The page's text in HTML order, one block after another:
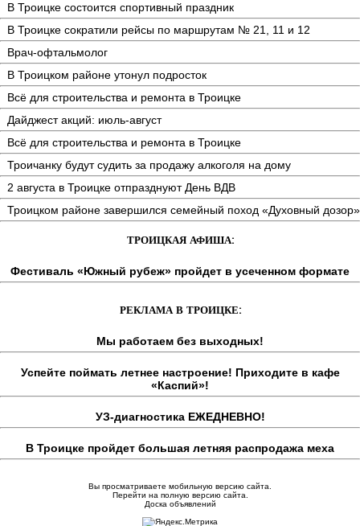
В Троицке состоится спортивный праздник
В Троицке сократили рейсы по маршрутам № 21, 11 и 12
Врач-офтальмолог
В Троицком районе утонул подросток
Всё для строительства и ремонта в Троицке
Дайджест акций: июль-август
Всё для строительства и ремонта в Троицке
Троичанку будут судить за продажу алкоголя на дому
2 августа в Троицке отпразднуют День ВДВ
Троицком районе завершился семейный поход «Духовный дозор»
ТРОИЦКАЯ АФИША:
Фестиваль «Южный рубеж» пройдет в усеченном формате
РЕКЛАМА В ТРОИЦКЕ:
Мы работаем без выходных!
Успейте поймать летнее настроение! Приходите в кафе
«Каспий»!
УЗ-диагностика ЕЖЕДНЕВНО!
В Троицке пройдет большая летняя распродажа меха
Вы просматриваете мобильную версию сайта.
Перейти на полную версию сайта.
Доска объявлений